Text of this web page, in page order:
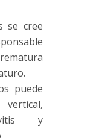
se cree
puede
y